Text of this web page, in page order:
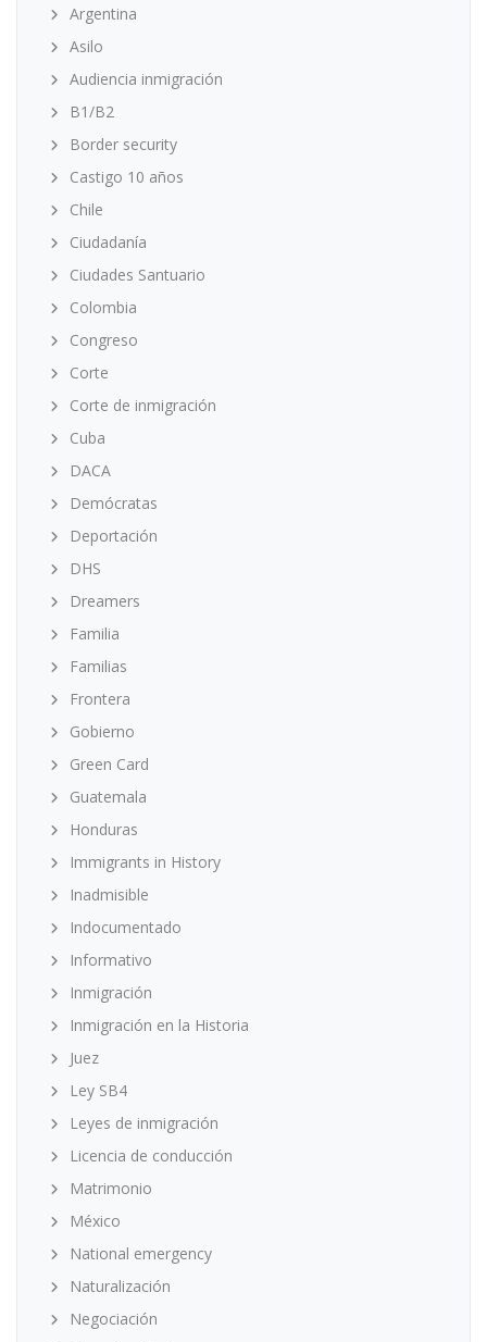
Argentina
Asilo
Audiencia inmigración
B1/B2
Border security
Castigo 10 años
Chile
Ciudadanía
Ciudades Santuario
Colombia
Congreso
Corte
Corte de inmigración
Cuba
DACA
Demócratas
Deportación
DHS
Dreamers
Familia
Familias
Frontera
Gobierno
Green Card
Guatemala
Honduras
Immigrants in History
Inadmisible
Indocumentado
Informativo
Inmigración
Inmigración en la Historia
Juez
Ley SB4
Leyes de inmigración
Licencia de conducción
Matrimonio
México
National emergency
Naturalización
Negociación